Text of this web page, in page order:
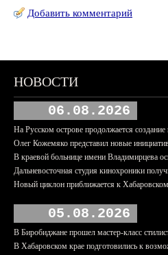
Добавить комментарий
НОВОСТИ
06.08.2026
На Русском острове продолжается
Олег Кожемяко представил новые
В краевой больнице имени Владимирцева
Дальневосточная студия кинохроники
Новый циклон приближается к
05.08.2026
В Биробиджане прошел мастер-класс
В Хабаровском крае подготовились к